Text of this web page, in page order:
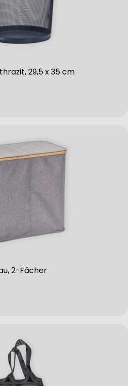
29,5 x 35 cm
2-Fächer